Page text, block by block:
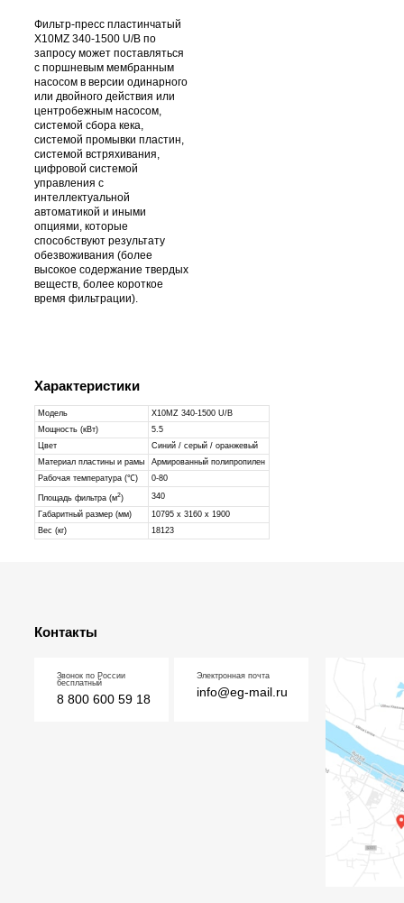
Фильтр-пресс пластинчатый
X10MZ 340-1500 U/B по
запросу может поставляться
с поршневым мембранным
насосом в версии одинарного
или двойного действия или
центробежным насосом,
системой сбора кека,
системой промывки пластин,
системой встряхивания,
цифровой системой
управления c
интеллектуальной
автоматикой и иными
опциями, которые
способствуют результату
обезвоживания (более
высокое содержание твердых
веществ, более короткое
время фильтрации).
Характеристики
Модель
X10MZ 340-1500 U/B
Мощность (кВт)
5.5
Цвет
Синий / серый / оранжевый
Материал пластины и рамы
Армированный полипропилен
Рабочая температура (℃)
0-80
Площадь фильтра (м2)
340
Габаритный размер (мм)
10795 х 3160 х 1900
Вес (кг)
18123
Контакты
Звонок по России
бесплатный
8 800 600 59 18
Электронная почта
info@eg-mail.ru